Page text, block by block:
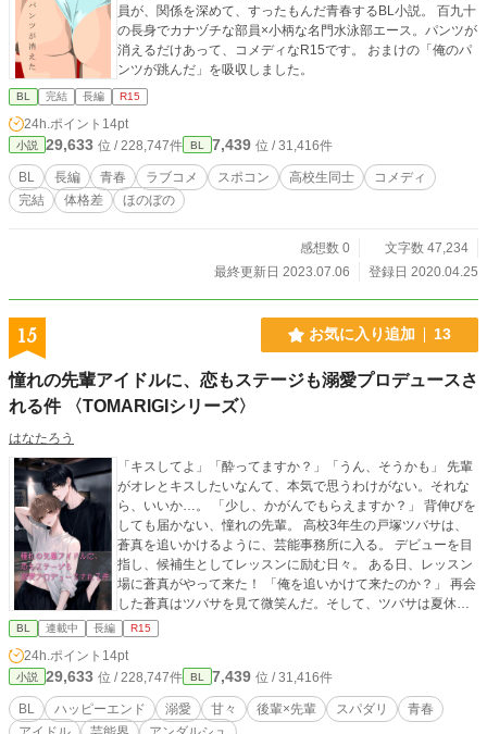
員が、関係を深めて、すったもんだ青春するBL小説。 百九十
の長身でカナヅチな部員×小柄な名門水泳部エース。パンツが
消えるだけあって、コメディなR15です。 おまけの「俺のパ
ンツが跳んだ」を吸収しました。
BL 完結 長編 R15
24h.ポイント 14pt
小説 29,633 位 / 228,747件 BL 7,439 位 / 31,416件
BL 長編 青春 ラブコメ スポコン 高校生同士
コメディ
完結
体格差 ほのぼの
感想数 0
文字数 47,234
最終更新日 2023.07.06
登録日 2020.04.25
15 お気に入り追加 13
憧れの先輩アイドルに、恋もステージも溺愛プロデュースさ
れる件 〈TOMARIGIシリーズ〉
はなたろう
「キスしてよ」「酔ってますか？」「うん、そうかも」 先輩
がオレとキスしたいなんて、本気で思うわけがない。それな
ら、いいか…。 「少し、かがんでもらえますか？」 背伸びを
しても届かない、憧れの先輩。 高校3年生の戸塚ツバサは、
蒼真を追いかけるように、芸能事務所に入る。 デビューを目
指し、候補生としてレッスンに励む日々。 ある日、レッスン
場に蒼真がやって来た！ 「俺を追いかけて来たのか？」 再会
した蒼真はツバサを見て微笑んだ。そして、ツバサは夏休み
の間、蒼真の家で暮らすことになった。 いつか同じステージ
に立ちたい！ ツバサが他の候補生と息の合ったダンスを披露
する。 蒼真は褒めるどころか、嫉妬を剥き出しにしてきた―
―！ 友情と、憧れと、そして胸の奥に芽生え始めた恋。 憧れ
の先輩が見せた、アイドルの素顔と本音とは。 高校3年生の
夏。ツバサの恋が動き出す。 〈ご案内〉 本作品は、『先輩ア
BL 連載中 長編 R15
24h.ポイント 14pt
小説 29,633 位 / 228,747件 BL 7,439 位 / 31,416件
BL ハッピーエンド 溺愛 甘々 後輩×先輩 スパダリ
青春